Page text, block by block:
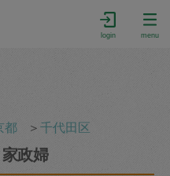
login menu
都 ＞千代田区
政婦